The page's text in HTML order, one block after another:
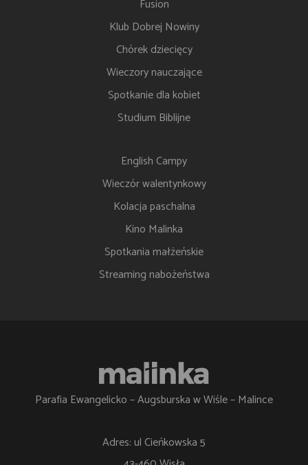
Fusion
Klub Dobrej Nowiny
Chórek dziecięcy
Wieczory nauczające
Spotkanie dla kobiet
Studium Biblijne
English Campy
Wieczór walentynkowy
Kolacja paschalna
Kino Malinka
Spotkania małżeńskie
Streaming nabożeństwa
Parafia Ewangelicko – Augsburska w Wiśle – Malince
Adres: ul Cieńkowska 5